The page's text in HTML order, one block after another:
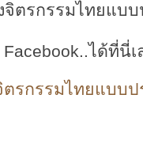
ตรกรรมไทยแบ
ได้ที่นี่เ
รกรรมไทยแบบ